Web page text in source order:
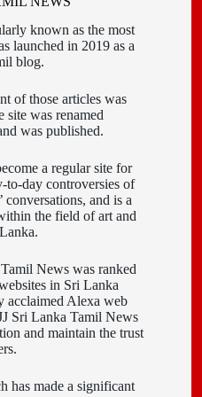
known as the most
launched in 2019 as a
blog.
of those articles was
site was renamed
was published.
a regular site for
to-day controversies of
conversations, and is a
the field of art and
News was ranked
in Sri Lanka
acclaimed Alexa web
Sri Lanka Tamil News
and maintain the trust
has made a significant